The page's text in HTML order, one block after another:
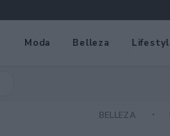
Moda Belleza
BELLEZA